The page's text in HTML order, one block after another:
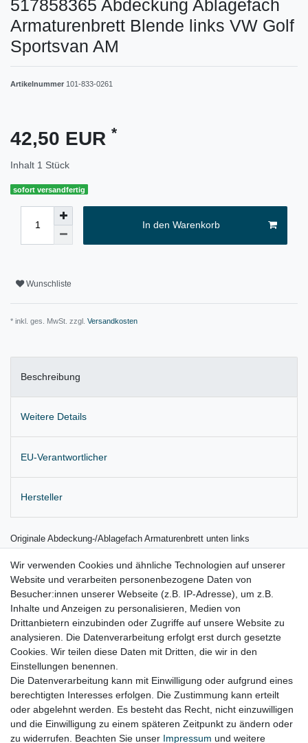
517858365 Abdeckung Ablagefach
Armaturenbrett Blende links VW Golf
Sportsvan AM
Artikelnummer 101-833-0261
42,50 EUR *
Inhalt 1 Stück
sofort versandfertig
In den Warenkorb
Wunschliste
* inkl. ges. MwSt. zzgl. Versandkosten
Beschreibung
Weitere Details
EU-Verantwortlicher
Hersteller
Originale Abdeckung-/Ablagefach Armaturenbrett unten links
Farbe: 82V, titanschwarz
- für Fahrzeuge mit Lenkrad links
Lieferung wie abgebildet
für:
VW Sportsvan AM Bj. 02.2014 – 06.2020
Lieferzeit etwa 1 bis 3 Werktage
Wir verwenden Cookies und ähnliche Technologien auf unserer
Website und verarbeiten personenbezogene Daten von
Besucher:innen unserer Webseite (z.B. IP-Adresse), um z.B.
Inhalte und Anzeigen zu personalisieren, Medien von
Drittanbietern einzubinden oder Zugriffe auf unsere Website zu
analysieren. Die Datenverarbeitung erfolgt erst durch gesetzte
Cookies. Wir teilen diese Daten mit Dritten, die wir in den
Einstellungen benennen.
Die Datenverarbeitung kann mit Einwilligung oder aufgrund eines
berechtigten Interesses erfolgen. Die Zustimmung kann erteilt
oder abgelehnt werden. Es besteht das Recht, nicht einzuwilligen
und die Einwilligung zu einem späteren Zeitpunkt zu ändern oder
zu widerrufen. Beachten Sie unser Impressum und weitere